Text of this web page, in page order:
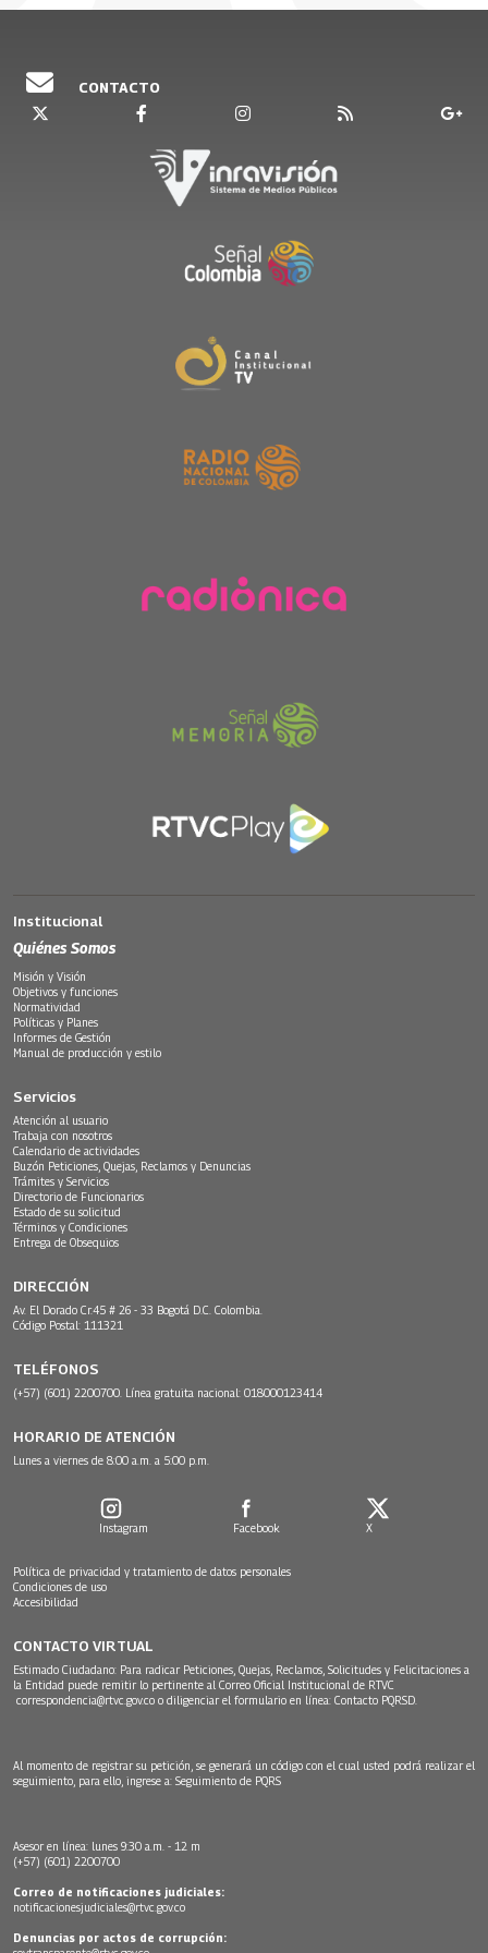
atraviesa. Acompaña a Alejandra Restrepo a
sabroso de la cumbia bogotana.
CONTACTO
Institucional
Quiénes Somos
Misión y Visión
Objetivos y funciones
Normatividad
Políticas y Planes
Informes de Gestión
Manual de producción y estilo
Servicios
Atención al usuario
Trabaja con nosotros
Calendario de actividades
Buzón Peticiones, Quejas, Reclamos y Denuncias
Trámites y Servicios
Directorio de Funcionarios
Estado de su solicitud
Términos y Condiciones
Entrega de Obsequios
DIRECCIÓN
Av. El Dorado Cr.45 # 26 - 33 Bogotá D.C. Colombia.
Código Postal: 111321
TELÉFONOS
(+57) (601) 2200700. Línea gratuita nacional: 018000123414
HORARIO DE ATENCIÓN
Lunes a viernes de 8:00 a.m. a 5:00 p.m.
Instagram Facebook X
Política de privacidad y tratamiento de datos personales
Condiciones de uso
Accesibilidad
CONTACTO VIRTUAL
Estimado Ciudadano: Para radicar Peticiones, Quejas, Reclamos, Solicitudes y Felicitaciones a
la Entidad puede remitir lo pertinente al Correo Oficial Institucional de RTVC
correspondencia@rtvc.gov.co o diligenciar el formulario en línea: Contacto PQRSD.
Al momento de registrar su petición, se generará un código con el cual usted podrá realizar el
seguimiento, para ello, ingrese a: Seguimiento de PQRS
Asesor en línea: lunes 9:30 a.m. - 12 m
(+57) (601) 2200700
Correo de notificaciones judiciales:
notificacionesjudiciales@rtvc.gov.co
Denuncias por actos de corrupción: